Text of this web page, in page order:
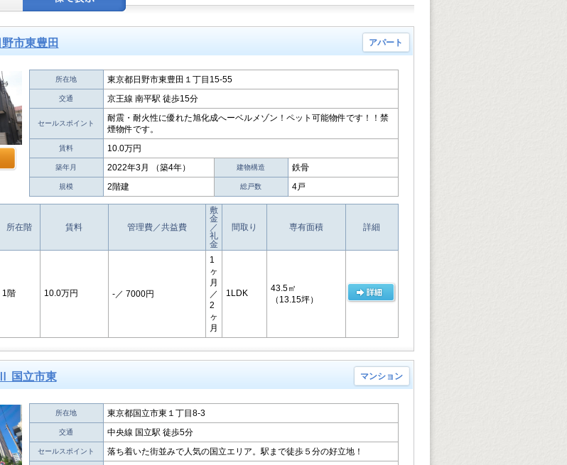
市東豊田 アパート
所在地 東京都日野市東豊田１丁目15-55
交通 京王線 南平駅 徒歩15分
セールスポイント
耐震・耐火性に優れた旭化成へーベルメゾン！ペット可能物件です！！禁
煙物件です。
賃料 10.0万円
築年月 2022年3月 （築4年） 建物構造 鉄骨
規模 2階建 総戸数 4戸
所在階 賃料 管理費／共益費
敷
金
／
礼
金
間取り 専有面積 詳細
1階 10.0万円 -／ 7000円
1
ヶ
月
／
2
ヶ
月
1LDK
43.5㎡
（13.15坪）
国立市東 マンション
所在地 東京都国立市東１丁目8-3
交通 中央線 国立駅 徒歩5分
セールスポイント 落ち着いた街並みで人気の国立エリア。駅まで徒歩５分の好立地！